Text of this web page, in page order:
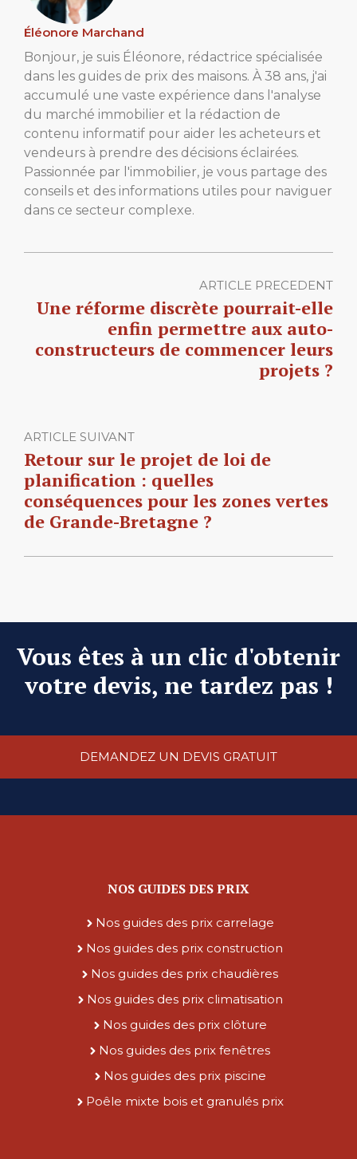
Éléonore Marchand
Bonjour, je suis Éléonore, rédactrice spécialisée
dans les guides de prix des maisons. À 38 ans, j'ai
accumulé une vaste expérience dans l'analyse
du marché immobilier et la rédaction de
contenu informatif pour aider les acheteurs et
vendeurs à prendre des décisions éclairées.
Passionnée par l'immobilier, je vous partage des
conseils et des informations utiles pour naviguer
dans ce secteur complexe.
ARTICLE PRECEDENT
Une réforme discrète pourrait-elle
enfin permettre aux auto-
constructeurs de commencer leurs
projets ?
ARTICLE SUIVANT
Retour sur le projet de loi de
planification : quelles
conséquences pour les zones vertes
de Grande-Bretagne ?
Vous êtes à un clic d'obtenir
votre devis, ne tardez pas !
DEMANDEZ UN DEVIS GRATUIT
NOS GUIDES DES PRIX
Nos guides des prix carrelage
Nos guides des prix construction
Nos guides des prix chaudières
Nos guides des prix climatisation
Nos guides des prix clôture
Nos guides des prix fenêtres
Nos guides des prix piscine
Poêle mixte bois et granulés prix